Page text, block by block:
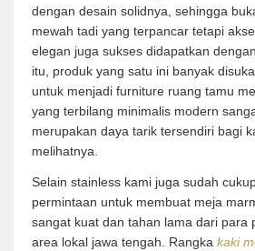
dengan desain solidnya, sehingga
mewah tadi yang terpancar tetapi
elegan juga sukses didapatkan
itu, produk yang satu ini banyak
untuk menjadi furniture ruang tamu
yang terbilang minimalis modern
merupakan daya tarik tersendiri bagi
melihatnya.
Selain stainless kami juga sudah
permintaan untuk membuat meja
sangat kuat dan tahan lama dari para
area lokal jawa tengah. Rangka kaki